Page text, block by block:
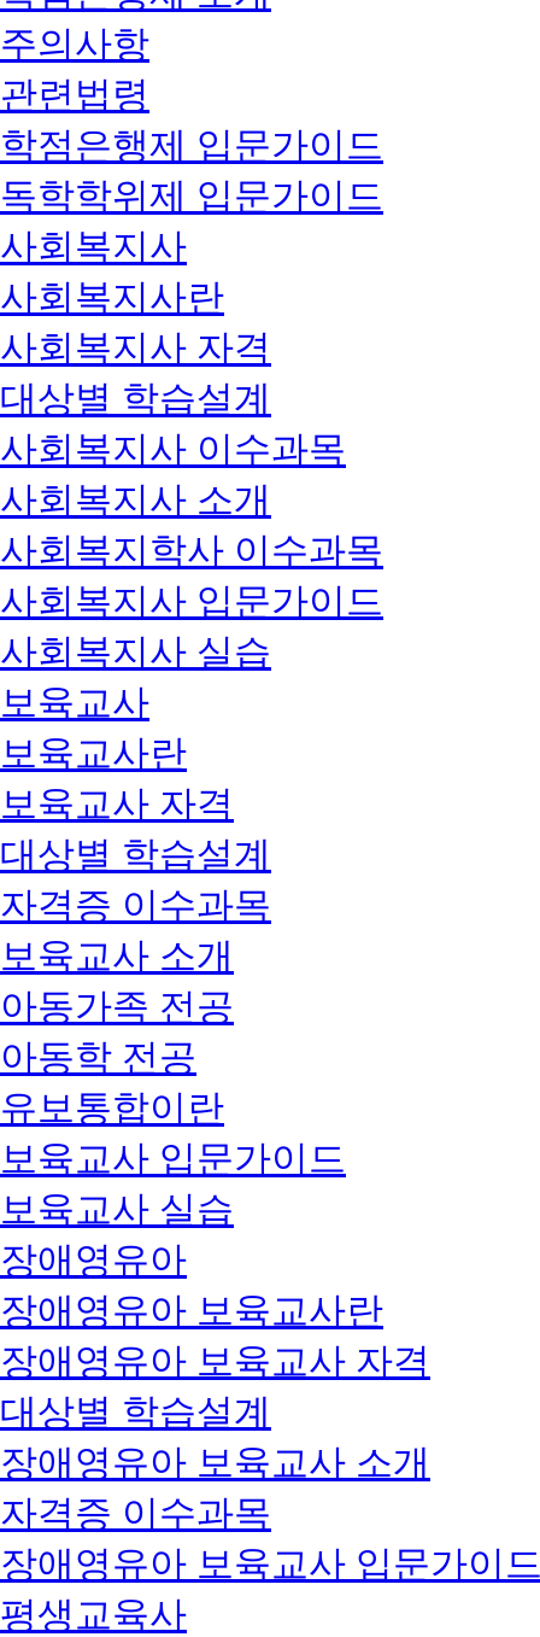
주의사항
관련법령
학점은행제 입문가이드
독학학위제 입문가이드
사회복지사
사회복지사란
사회복지사 자격
대상별 학습설계
사회복지사 이수과목
사회복지사 소개
사회복지학사 이수과목
사회복지사 입문가이드
사회복지사 실습
보육교사
보육교사란
보육교사 자격
대상별 학습설계
자격증 이수과목
보육교사 소개
아동가족 전공
아동학 전공
유보통합이란
보육교사 입문가이드
보육교사 실습
장애영유아
장애영유아 보육교사란
장애영유아 보육교사 자격
대상별 학습설계
장애영유아 보육교사 소개
자격증 이수과목
장애영유아 보육교사 입문가이
평생교육사